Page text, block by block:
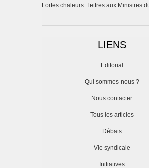
Fortes chaleurs : lettres aux Ministres
LIENS
Editorial
Qui sommes-nous ?
Nous contacter
Tous les articles
Débats
Vie syndicale
Initiatives